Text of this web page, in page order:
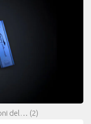
del… (2)